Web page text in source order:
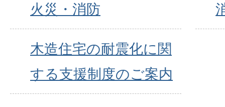
火災・消防
木造住宅の耐震化に関
する支援制度のご案内